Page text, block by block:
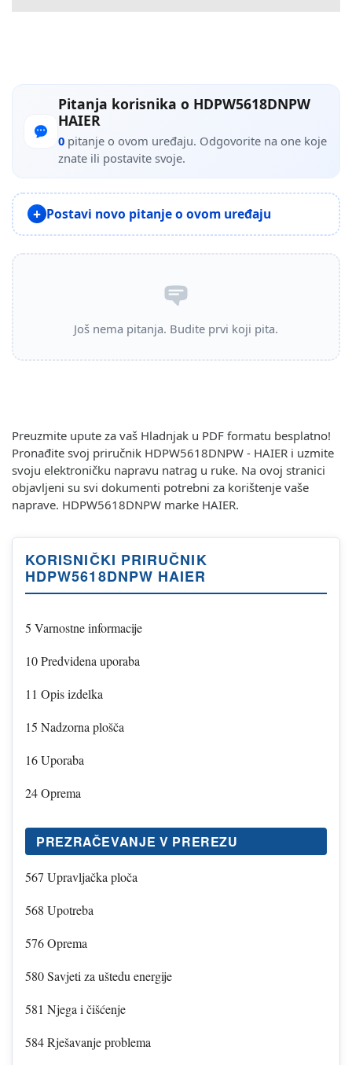
Pitanja korisnika o HDPW5618DNPW
HAIER
0 pitanje o ovom uređaju. Odgovorite na one koje
znate ili postavite svoje.
Postavi novo pitanje o ovom uređaju
Još nema pitanja. Budite prvi koji pita.
Preuzmite upute za vaš Hladnjak u PDF formatu besplatno!
Pronađite svoj priručnik HDPW5618DNPW - HAIER i uzmite
svoju elektroničku napravu natrag u ruke. Na ovoj stranici
objavljeni su svi dokumenti potrebni za korištenje vaše
naprave. HDPW5618DNPW marke HAIER.
KORISNIČKI PRIRUČNIK
HDPW5618DNPW HAIER
5 Varnostne informacije
10 Predvidena uporaba
11 Opis izdelka
15 Nadzorna plošča
16 Uporaba
24 Oprema
PREZRAČEVANJE V PREREZU
567 Upravljačka ploča
568 Upotreba
576 Oprema
580 Savjeti za uštedu energije
581 Njega i čišćenje
584 Rješavanje problema